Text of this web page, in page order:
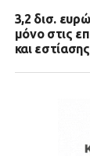
3,2 δισ.
μόνο στις
και